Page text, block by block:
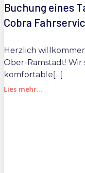
Buchung eines
Cobra
Herzlich
Ober-Ramstadt!
komfortable[…]
Lies mehr...